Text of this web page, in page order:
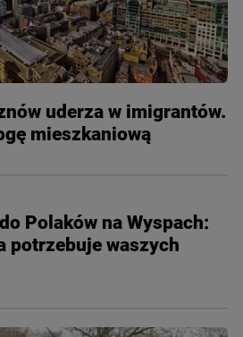
uderza w imigrantów.
mieszkaniową
Polaków na Wyspach:
potrzebuje waszych